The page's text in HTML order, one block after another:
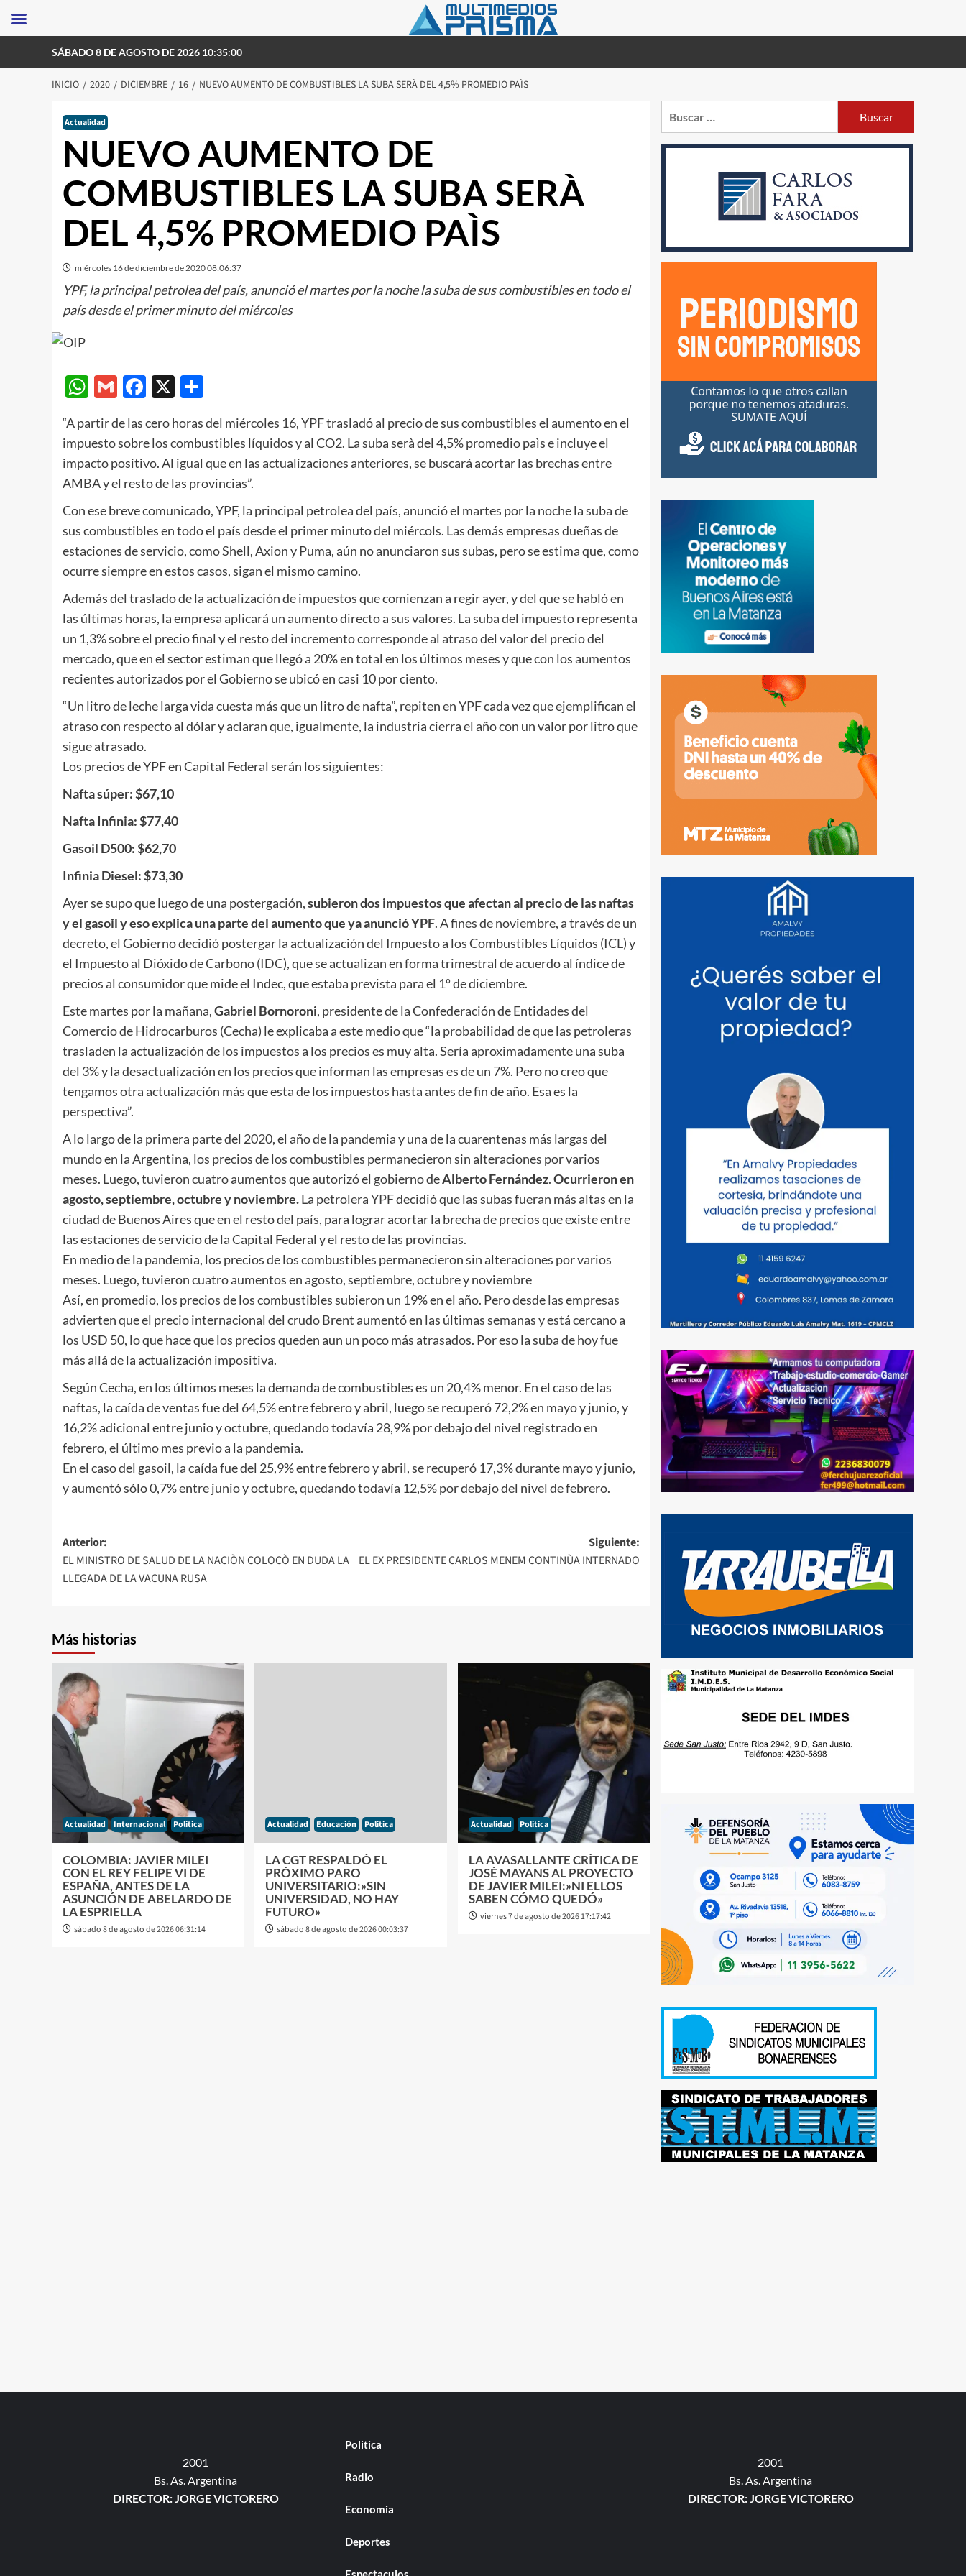
SÁBADO 8 DE AGOSTO DE 2026 10:35:00
INICIO 2020 DICIEMBRE 16 NUEVO AUMENTO DE COMBUSTIBLES LA SUBA SERÀ DEL 4,5% PROMEDIO PAÌS
Actualidad
NUEVO AUMENTO DE
COMBUSTIBLES LA SUBA SERÀ
DEL 4,5% PROMEDIO PAÌS
miércoles 16 de diciembre de 2020 08:06:37
YPF, la principal petrolea del país, anunció el martes por la noche la suba de sus combustibles en todo el
país desde el primer minuto del miércoles
WhatsApp
GmailFacebook
X
“A partir de las cero horas del miércoles 16, YPF trasladó al precio de sus combustibles el aumento en el
impuesto sobre los combustibles líquidos y al CO2. La suba serà del 4,5% promedio paìs e incluye el
impacto positivo. Al igual que en las actualizaciones anteriores, se buscará acortar las brechas entre
AMBA y el resto de las provincias”.
Con ese breve comunicado, YPF, la principal petrolea del país, anunció el martes por la noche la suba de
sus combustibles en todo el país desde el primer minuto del miércols. Las demás empresas dueñas de
estaciones de servicio, como Shell, Axion y Puma, aún no anunciaron sus subas, pero se estima que, como
ocurre siempre en estos casos, sigan el mismo camino.
Además del traslado de la actualización de impuestos que comienzan a regir ayer, y del que se habló en
las últimas horas, la empresa aplicará un aumento directo a sus valores. La suba del impuesto representa
un 1,3% sobre el precio final y el resto del incremento corresponde al atraso del valor del precio del
mercado, que en el sector estiman que llegó a 20% en total en los últimos meses y que con los aumentos
recientes autorizados por el Gobierno se ubicó en casi 10 por ciento.
“Un litro de leche larga vida cuesta más que un litro de nafta”, repiten en YPF cada vez que ejemplifican el
atraso con respecto al dólar y aclaran que, igualmente, la industria cierra el año con un valor por litro que
sigue atrasado.
Los precios de YPF en Capital Federal serán los siguientes:
Nafta súper: $67,10
Nafta Infinia: $77,40
Gasoil D500: $62,70
Infinia Diesel: $73,30
Ayer se supo que luego de una postergación,subieron dos impuestos que afectan al precio de las naftas
y el gasoil y eso explica una parte del aumento que ya anunció YPF. A fines de noviembre, a través de un
decreto, el Gobierno decidió postergar la actualización del Impuesto a los Combustibles Líquidos (ICL) y
el Impuesto al Dióxido de Carbono (IDC), que se actualizan en forma trimestral de acuerdo al índice de
precios al consumidor que mide el Indec, que estaba prevista para el 1º de diciembre.
Este martes por la mañana,Gabriel Bornoroni, presidente de la Confederación de Entidades del
Comercio de Hidrocarburos (Cecha) le explicaba a este medio que “la probabilidad de que las petroleras
trasladen la actualización de los impuestos a los precios es muy alta. Sería aproximadamente una suba
del 3% y la desactualización en los precios que informan las empresas es de un 7%. Pero no creo que
tengamos otra actualización más que esta de los impuestos hasta antes de fin de año. Esa es la
perspectiva”.
A lo largo de la primera parte del 2020, el año de la pandemia y una de la cuarentenas más largas del
mundo en la Argentina, los precios de los combustibles permanecieron sin alteraciones por varios
meses. Luego, tuvieron cuatro aumentos que autorizó el gobierno deAlberto Fernández.Ocurrieron en
agosto, septiembre, octubre y noviembre.La petrolera YPF decidió que las subas fueran más altas en la
ciudad de Buenos Aires que en el resto del país, para lograr acortar la brecha de precios que existe entre
las estaciones de servicio de la Capital Federal y el resto de las provincias.
En medio de la pandemia, los precios de los combustibles permanecieron sin alteraciones por varios
meses. Luego, tuvieron cuatro aumentos en agosto, septiembre, octubre y noviembre
Así, en promedio, los precios de los combustibles subieron un 19% en el año. Pero desde las empresas
advierten que el precio internacional del crudo Brent aumentó en las últimas semanas y está cercano a
los USD 50, lo que hace que los precios queden aun un poco más atrasados. Por eso la suba de hoy fue
más allá de la actualización impositiva.
Según Cecha, en los últimos meses la demanda de combustibles es un 20,4% menor. En el caso de las
naftas, la caída de ventas fue del 64,5% entre febrero y abril, luego se recuperó 72,2% en mayo y junio, y
16,2% adicional entre junio y octubre, quedando todavía 28,9% por debajo del nivel registrado en
febrero, el último mes previo a la pandemia.
En el caso del gasoil, la caída fue del 25,9% entre febrero y abril, se recuperó 17,3% durante mayo y junio,
y aumentó sólo 0,7% entre junio y octubre, quedando todavía 12,5% por debajo del nivel de febrero.
Navegación
de
Anterior:
EL MINISTRO DE SALUD DE LA NACIÒN COLOCÒ EN DUDA LA
LLEGADA DE LA VACUNA RUSA
Siguiente:
EL EX PRESIDENTE CARLOS MENEM CONTINÙA INTERNADO
Más historias
Actualidad Internacional Politica
COLOMBIA: JAVIER MILEI
CON EL REY FELIPE VI DE
ESPAÑA, ANTES DE LA
ASUNCIÓN DE ABELARDO DE
LA ESPRIELLA
sábado 8 de agosto de 2026 06:31:14
Actualidad Educación Politica
LA CGT RESPALDÓ EL
PRÓXIMO PARO
UNIVERSITARIO:»SIN
UNIVERSIDAD, NO HAY
FUTURO»
sábado 8 de agosto de 2026 00:03:37
Actualidad Politica
LA AVASALLANTE CRÍTICA DE
JOSÉ MAYANS AL PROYECTO
DE JAVIER MILEI:»NI ELLOS
SABEN CÓMO QUEDÓ»
viernes 7 de agosto de 2026 17:17:42
2001
Bs. As. Argentina
DIRECTOR: JORGE VICTORERO
Politica
Radio
Economia
Deportes
2001
Bs. As. Argentina
DIRECTOR: JORGE VICTORERO